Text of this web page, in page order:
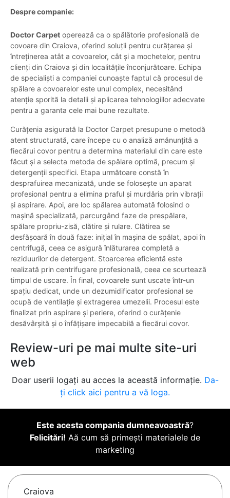
Despre companie:
Doctor Carpet operează ca o spălătorie profesională de
covoare din Craiova, oferind soluții pentru curățarea și
întreținerea atât a covoarelor, cât și a mochetelor, pentru
clienți din Craiova și din localitățile înconjurătoare. Echipa
de specialiști a companiei cunoaște faptul că procesul de
spălare a covoarelor este unul complex, necesitând
atenție sporită la detalii și aplicarea tehnologiilor adecvate
pentru a garanta cele mai bune rezultate.
Curățenia asigurată la Doctor Carpet presupune o metodă
atent structurată, care începe cu o analiză amănunțită a
fiecărui covor pentru a determina materialul din care este
făcut și a selecta metoda de spălare optimă, precum și
detergenții specifici. Etapa următoare constă în
desprafuirea mecanizată, unde se folosește un aparat
profesional pentru a elimina praful și murdăria prin vibrații
și aspirare. Apoi, are loc spălarea automată folosind o
mașină specializată, parcurgând faze de prespălare,
spălare propriu-zisă, clătire și rulare. Clătirea se
desfășoară în două faze: inițial în mașina de spălat, apoi în
centrifugă, ceea ce asigură înlăturarea completă a
reziduurilor de detergent. Stoarcerea eficientă este
realizată prin centrifugare profesională, ceea ce scurtează
timpul de uscare. În final, covoarele sunt uscate într-un
spațiu dedicat, unde un dezumidificator profesional se
ocupă de ventilație și extragerea umezelii. Procesul este
finalizat prin aspirare și periere, oferind o curățenie
desăvârșită și o înfățișare impecabilă a fiecărui covor.
Review-uri pe mai multe site-uri
web
Doar userii logați au acces la această informație. Da-
ți click aici pentru a vă loga.
Este acesta compania dumneavoastră?
Felicitări! Aă cum să primești materialele de
marketing
Craiova